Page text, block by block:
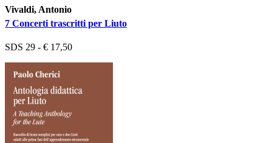
Vivaldi, Antonio
7 Concerti trascritti per Liuto
SDS 29 - € 17,50